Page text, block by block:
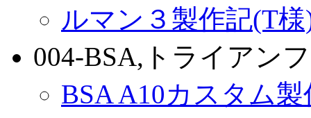
ルマン３製作記(T様
004-BSA,トライアンフ
BSA A10カスタム製